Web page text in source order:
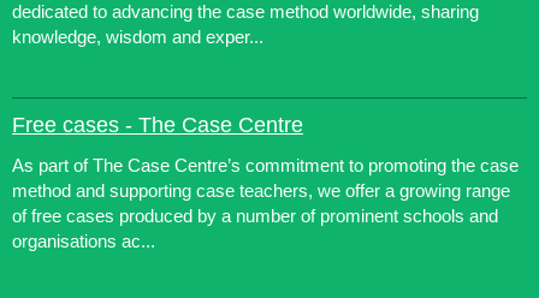
dedicated to advancing the case method worldwide, sharing
knowledge, wisdom and exper...
Free cases - The Case Centre
As part of The Case Centre’s commitment to promoting the case
method and supporting case teachers, we offer a growing range
of free cases produced by a number of prominent schools and
organisations ac...